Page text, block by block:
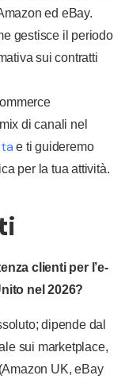
ed eBay.
gestisce il periodo
sui contratti
di canali nel
e ti guideremo
per la tua attività.
clienti per l’e-
nel 2026?
dipende dal
sui marketplace,
UK, eBay